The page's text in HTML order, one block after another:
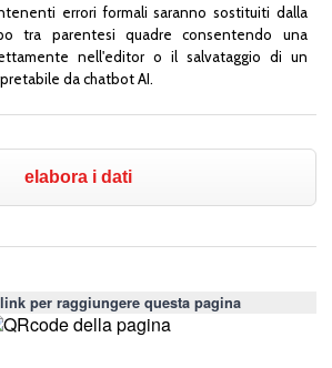
errori formali saranno sostituiti dalla
tra parentesi quadre consentendo una
nell'editor o il salvataggio di un
da chatbot AI.
per raggiungere questa pagina